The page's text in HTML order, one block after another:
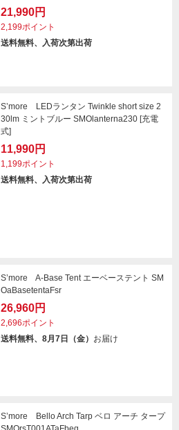
21,990円
2,199ポイント
送料無料、入荷次第出荷
S’more LEDランタン Twinkle short size 2
30lm ミントブルー SMOlanterna230 [充電
式]
11,990円
1,199ポイント
送料無料、入荷次第出荷
S’more A-Base Tent エーベーステント SM
OaBasetentaFsr
26,960円
2,696ポイント
送料無料、8月7日（金） お届け
S’more Bello Arch Tarp ベロ アーチ タープ